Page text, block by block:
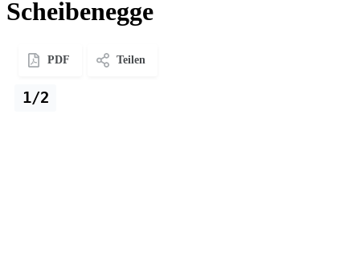
Scheibenegge
PDF Teilen
1/2